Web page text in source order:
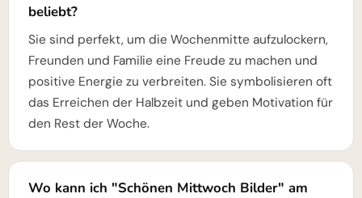
beliebt?
Sie sind perfekt, um die Wochenmitte aufzulockern,
Freunden und Familie eine Freude zu machen und
positive Energie zu verbreiten. Sie symbolisieren oft
das Erreichen der Halbzeit und geben Motivation für
den Rest der Woche.
Wo kann ich "Schönen Mittwoch Bilder" am